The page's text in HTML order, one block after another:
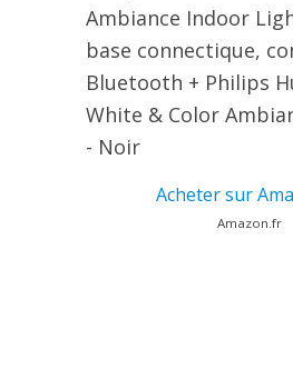
Ambiance Indoor
base connectique,
Bluetooth + Philips
White & Color
- Noir
Acheter sur
Amazon.fr